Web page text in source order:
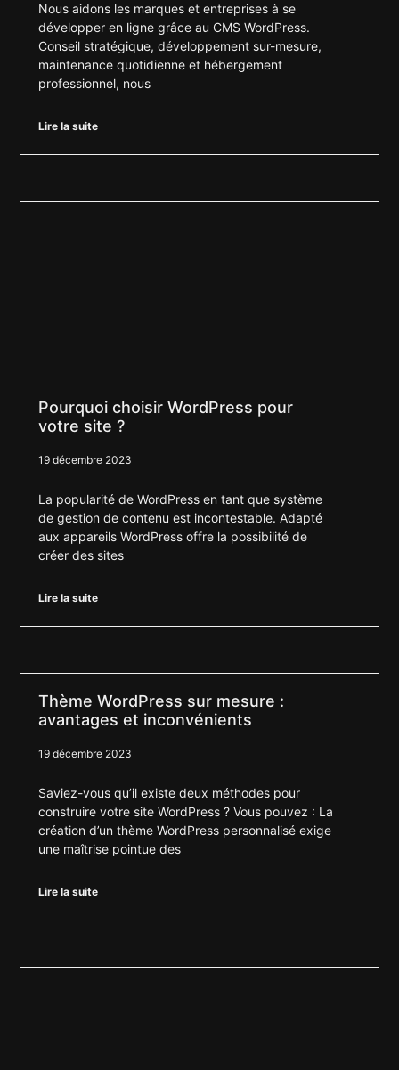
Nous aidons les marques et entreprises à se
développer en ligne grâce au CMS WordPress.
Conseil stratégique, développement sur-mesure,
maintenance quotidienne et hébergement
professionnel, nous
Lire la suite
Pourquoi choisir WordPress pour
votre site ?
19 décembre 2023
La popularité de WordPress en tant que système
de gestion de contenu est incontestable. Adapté
aux appareils WordPress offre la possibilité de
créer des sites
Lire la suite
Thème WordPress sur mesure :
avantages et inconvénients
19 décembre 2023
Saviez-vous qu’il existe deux méthodes pour
construire votre site WordPress ? Vous pouvez : La
création d’un thème WordPress personnalisé exige
une maîtrise pointue des
Lire la suite